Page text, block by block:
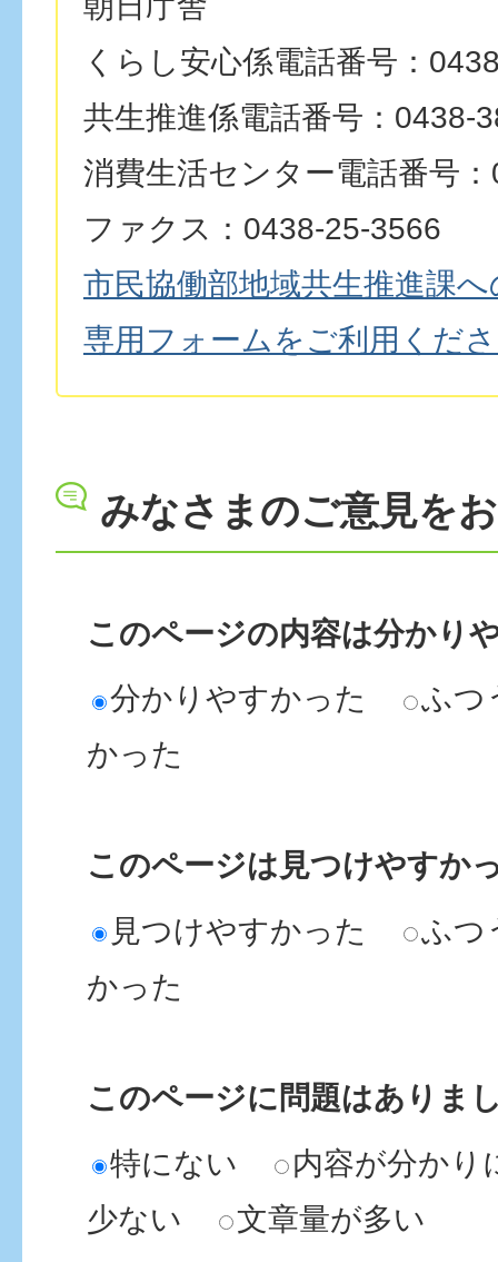
くらし安心係電話番号：
共生推進係電話番号：0438-
消費生活センター電話番号
ファクス：0438-25-3566
市民協働部地域共生推進課
専用フォームをご利用くだ
みなさまのご意見を
このページの内容は分かり
分かりやすかった
ふつ
かった
このページは見つけやすか
見つけやすかった
ふつ
かった
このページに問題はありま
特にない
内容が分かり
少ない
文章量が多い